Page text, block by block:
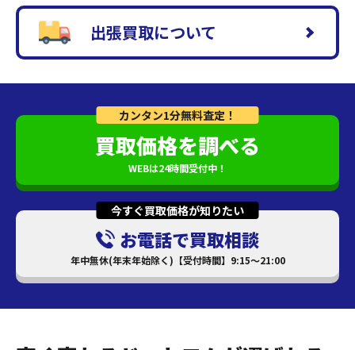
出張買取について
カンタン1分無料査定！
買取価格を調べる
WEBは24時間受付中！
今すぐ買取価格が知りたい
お電話で買取相談
年中無休(年末年始除く)【受付時間】9:15～21:00